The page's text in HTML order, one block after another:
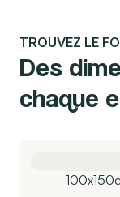
TROUVEZ LE
Des
chaque